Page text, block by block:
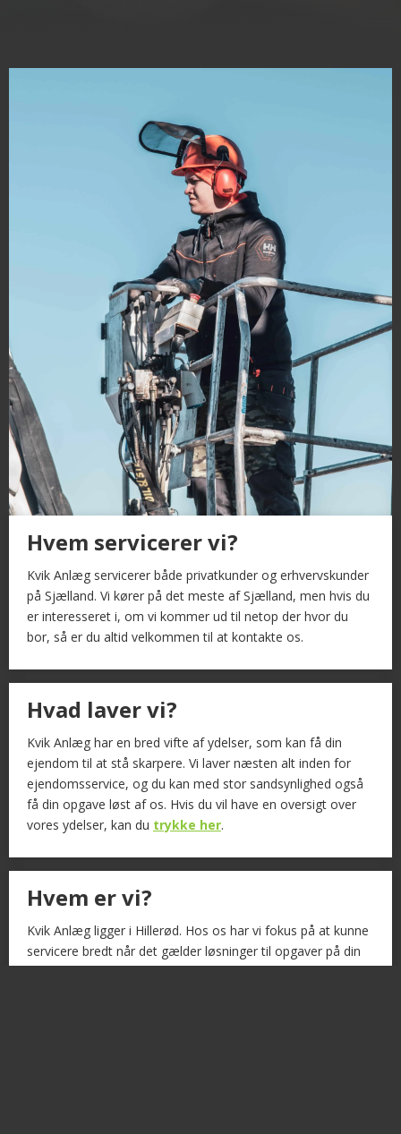
Hvem servicerer vi?
Kvik Anlæg servicerer både privatkunder og erhvervskunder
på Sjælland. Vi kører på det meste af Sjælland, men hvis du
er interesseret i, om vi kommer ud til netop der hvor du
bor, så er du altid velkommen til at kontakte os.
Hvad laver vi?
Kvik Anlæg har en bred vifte af ydelser, som kan få din
ejendom til at stå skarpere. Vi laver næsten alt inden for
ejendomsservice, og du kan med stor sandsynlighed også
få din opgave løst af os. Hvis du vil have en oversigt over
vores ydelser, kan du trykke her.
Hvem er vi?
Kvik Anlæg ligger i Hillerød. Hos os har vi fokus på at kunne
servicere bredt når det gælder løsninger til opgaver på din